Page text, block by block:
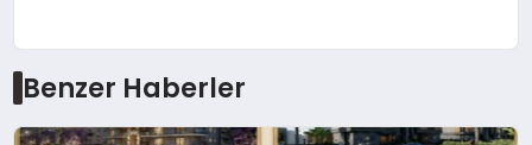
Benzer Haberler